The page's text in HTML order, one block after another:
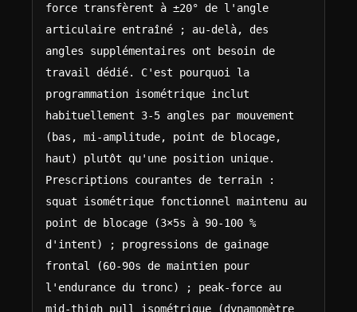
force transfèrent à ±20° de l'angle
articulaire entraîné ; au-delà, des
angles supplémentaires ont besoin de
travail dédié. C'est pourquoi la
programmation isométrique inclut
habituellement 3-5 angles par mouvement
(bas, mi-amplitude, point de blocage,
haut) plutôt qu'une position unique.
Prescriptions courantes de terrain :
squat isométrique fonctionnel maintenu au
point de blocage (3×5s à 90-100 %
d'intent) ; progressions de gainage
frontal (60-90s de maintien pour
l'endurance du tronc) ; peak-force au
mid-thigh pull isométrique (dynamomètre